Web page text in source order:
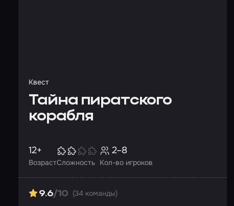
Квест
Тайна пиратского
корабля
Возраст
12+
Сложность Кол-во игроков
2–8
9.6/10 (34 команды)